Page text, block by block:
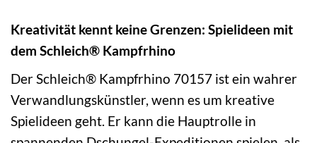
Kreativität kennt keine Grenzen: Spielideen mit
dem Schleich® Kampfrhino
Der Schleich® Kampfrhino 70157 ist ein wahrer
Verwandlungskünstler, wenn es um kreative
Spielideen geht. Er kann die Hauptrolle in